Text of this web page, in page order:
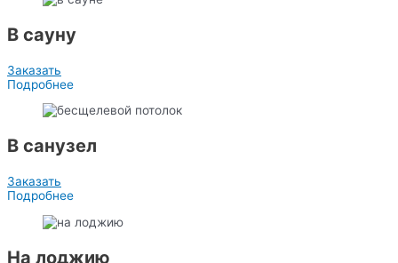
В сауну
Заказать
Подробнее
В санузел
Заказать
Подробнее
На лоджию